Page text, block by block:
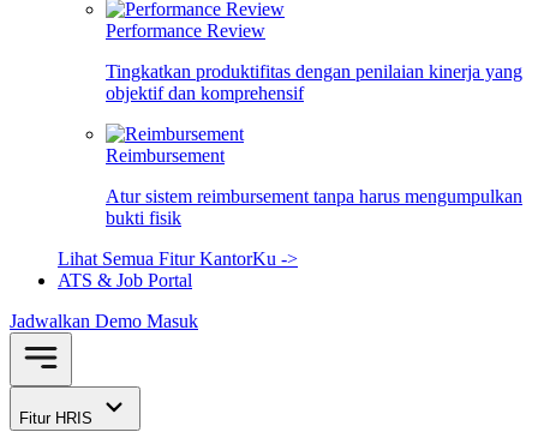
Performance Review
Tingkatkan produktifitas dengan penilaian kinerja yang
objektif dan komprehensif
Reimbursement
Atur sistem reimbursement tanpa harus mengumpulkan
bukti fisik
Lihat Semua Fitur KantorKu ->
ATS & Job Portal
Jadwalkan Demo Masuk
Fitur HRIS